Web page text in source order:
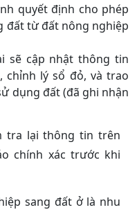
quyết định cho phép
đất từ đất nông nghiệp
sẽ cập nhật thông tin
chỉnh lý sổ đỏ, và trao
dụng đất (đã ghi nhận
tra lại thông tin trên
chính xác trước khi
sang đất ở là nhu